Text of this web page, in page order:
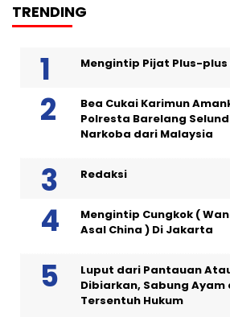
TRENDING
Mengintip Pijat Plus-
Bea Cukai Karimun
Polresta Barelang
Narkoba dari Malaysia
Redaksi
Mengintip Cungkok (
Asal China ) Di Jakarta
Luput dari Pantauan
Dibiarkan, Sabung
Tersentuh Hukum